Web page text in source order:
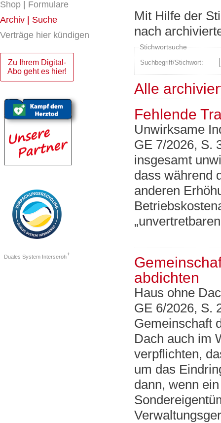
Shop | Formulare
Archiv | Suche
Verträge hier kündigen
Zu Ihrem Digital-
Abo geht es hier!
Duales System Interseroh+
Mit Hilfe der
nach
Stichwortsuche
Suchbegriff/Stichwort:
Alle
Fehlende
Unwirksame
GE 7/2026, S.
insgesamt
dass während
anderen
abdichten
Haus ohne
GE 6/2026, S.
Gemeinschaft
Dach auch im
verpflichten,
um das
dann, wenn